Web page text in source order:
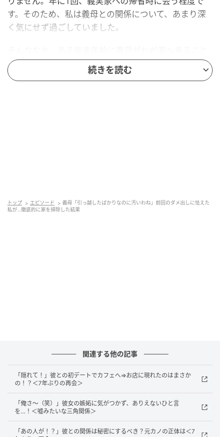
す。そのため、私は義母との関係について、あまり深
く気にせず過ごしていました。
になりました。
経っていないのにあまり片付いていないのね」「お風
呂の鏡やイスが汚いからもう少し掃除したほうがよさ
義母が来る前に大掃除を…
前回チェックされたお風呂の鏡やイスを磨き、ガレー
ジを掃き、ほこりが溜まりやすい場所も、念入りに拭
き掃除をしました。これならいつ来られても大丈夫だ
と思えるくらい、徹底的に掃除と片付けをして、義母
続きを読む
トップ エピソード
義母「引っ越したばかりなのに汚いわね」前回のダメ出しに怯えた
私が…徹底的に家を掃除した結果
関連する他の記事
「隠れて！」彼との初デートでカフェへ⇒お店に現れたのはまさか
の！？＜7年ぶりの再会＞
「俺さ～（笑）」彼女の嫉妬に気がつかず、ありえないひと言
を…！＜嘘みたいな三角関係＞
「あの人が！？」彼との関係は秘密にするべき？元カノの正体は＜7